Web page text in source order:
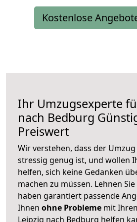
Kostenlose
Ihr Umzugsexperte
nach Bedburg
Preiswert
Wir verstehen, dass der
stressig genug ist, und wollen
helfen, sich keine Gedanken
machen zu müssen. Lehnen
haben garantiert passende
Ihnen ohne Probleme mit
Leipzig nach Bedburg helfen